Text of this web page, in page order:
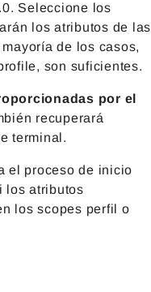
Seleccione los
los atributos de las
de los casos,
son suficientes.
por el
recuperará
terminal.
el proceso de inicio
los atributos
los scopes perfil o